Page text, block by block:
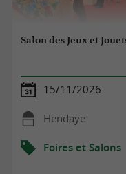
Salon des Jeux et
15/11/2026
Hendaye
Foires et Salons